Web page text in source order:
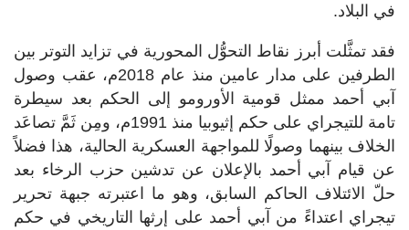
في البلاد.
فقد تمثَّلت أبرز نقاط التحوُّل المحورية في تزايد التوتر بين
الطرفين على مدار عامين منذ عام 2018م، عقب وصول
آبي أحمد ممثل قومية الأورومو إلى الحكم بعد سيطرة
تامة للتيجراي على حكم إثيوبيا منذ 1991م، ومِن ثَمَّ تصاعَد
الخلاف بينهما وصولًا للمواجهة العسكرية الحالية، هذا فضلاً
عن قيام آبي أحمد بالإعلان عن تدشين حزب الرخاء بعد
حلّ الائتلاف الحاكم السابق، وهو ما اعتبرته جبهة تحرير
تيجراي اعتداءً من آبي أحمد على إرثها التاريخي في حكم